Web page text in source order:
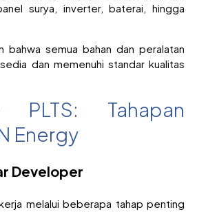
surya, inverter, baterai, hingga
bahwa semua bahan dan peralatan
dan memenuhi standar kualitas
PLTS: Tahapan
Energy
Developer
melalui beberapa tahap penting